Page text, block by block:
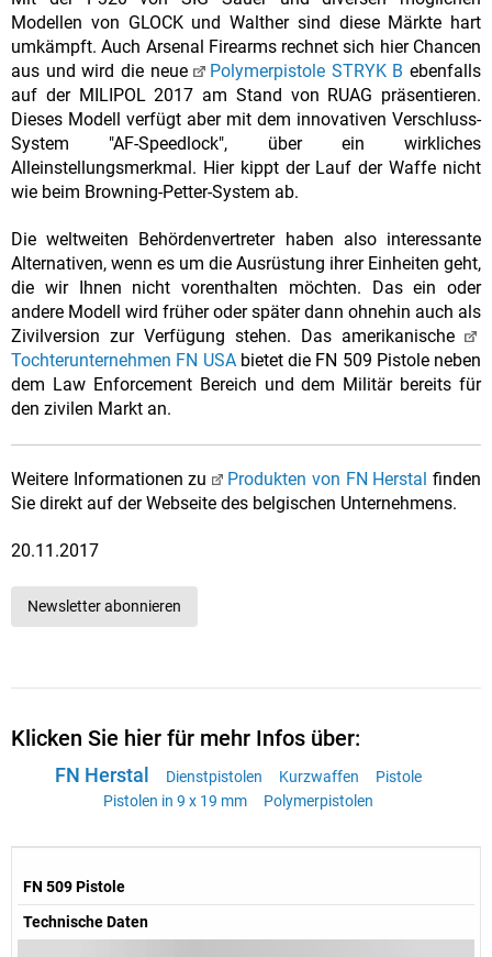
Modellen von GLOCK und Walther sind diese Märkte hart
umkämpft. Auch Arsenal Firearms rechnet sich hier Chancen
aus und wird die neue
Polymerpistole STRYK B ebenfalls
auf der MILIPOL 2017 am Stand von RUAG präsentieren.
Dieses Modell verfügt aber mit dem innovativen Verschluss-
System "AF-Speedlock", über ein wirkliches
Alleinstellungsmerkmal. Hier kippt der Lauf der Waffe nicht
wie beim Browning-Petter-System ab.
Die weltweiten Behördenvertreter haben also interessante
Alternativen, wenn es um die Ausrüstung ihrer Einheiten geht,
die wir Ihnen nicht vorenthalten möchten. Das ein oder
andere Modell wird früher oder später dann ohnehin auch als
Zivilversion zur Verfügung stehen. Das amerikanische
Tochterunternehmen FN USA bietet die FN 509 Pistole neben
dem Law Enforcement Bereich und dem Militär bereits für
den zivilen Markt an.
Weitere Informationen zu Produkten von FN Herstalfinden
Sie direkt auf der Webseite des belgischen Unternehmens.
20.11.2017
Newsletter abonnieren
Klicken Sie hier für mehr Infos über:
FN Herstal Dienstpistolen Kurzwaffen
Pistole
Pistolen in 9 x 19 mm
Polymerpistolen
FN 509 Pistole
Technische Daten